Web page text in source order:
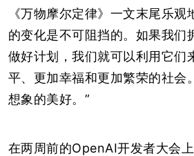
《万物摩尔定律》一文末尾乐观
的变化是不可阻挡的。如果我们
做好计划，我们就可以利用它们
平、更加幸福和更加繁荣的社会
想象的美好。”
在两周前的OpenAI开发者大会